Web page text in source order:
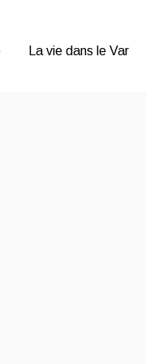
La vie dans le Var